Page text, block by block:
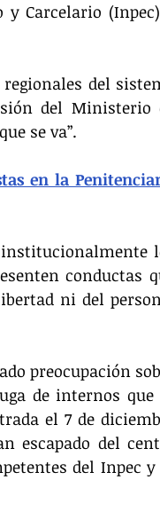
Carcelario
del
del Ministerio
se va”.
en la
conductas
ni del
preocupación
de internos que
el 7 de
escapado del
del Inpec